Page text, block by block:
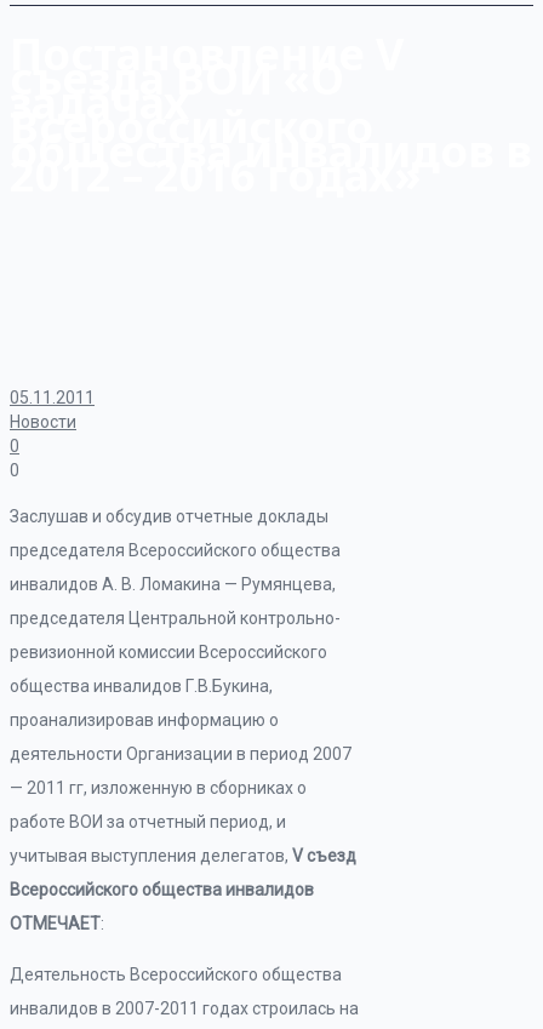
05.11.2011
Новости
0
0
Заслушав и обсудив отчетные доклады
председателя Всероссийского общества
инвалидов А. В. Ломакина — Румянцева,
председателя Центральной контрольно-
ревизионной комиссии Всероссийского
общества инвалидов Г.В.Букина,
проанализировав информацию о
деятельности Организации в период 2007
— 2011 гг, изложенную в сборниках о
работе ВОИ за отчетный период, и
учитывая выступления делегатов, V съезд
Всероссийского общества инвалидов
ОТМЕЧАЕТ:
Деятельность Всероссийского общества
инвалидов в 2007-2011 годах строилась на